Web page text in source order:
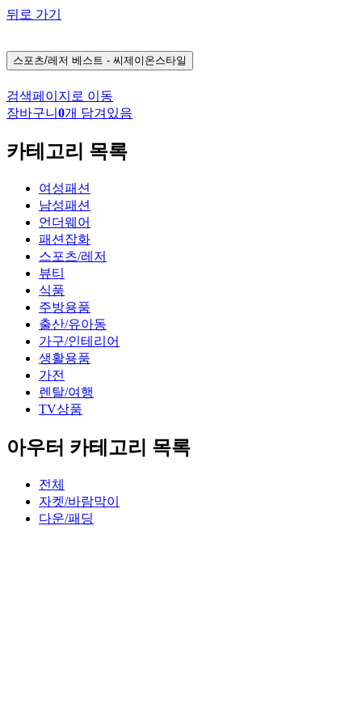
뒤로 가기
스포츠/레저 베스트 - 씨제이온스타일
검색페이지로 이동
장바구니 0개 담겨있음
카테고리 목록
여성패션
남성패션
언더웨어
패션잡화
스포츠/레저
뷰티
식품
주방용품
출산/유아동
가구/인테리어
생활용품
가전
렌탈/여행
TV상품
아우터 카테고리 목록
전체
자켓/바람막이
다운/패딩